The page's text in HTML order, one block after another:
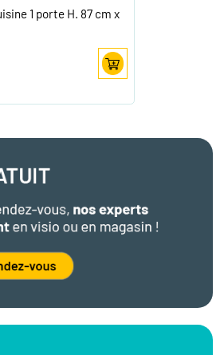
1 porte H. 87 cm x